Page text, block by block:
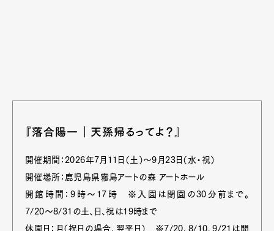
『落合陽一｜天孫帰るってよ？』
開催期間：2026年7月11日（土）〜9月23日（水・祝）
開催場所：鹿児島県霧島アートの森 アートホール
開館時間：9時〜17時 ※入園は閉園の30分前まで。
7/20〜8/31の土、日、祝は19時まで
休園日：月（祝日の場合、翌平日） ※7/20、8/10、9/21は開